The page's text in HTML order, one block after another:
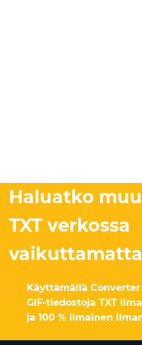
Haluatko
TXT verkossa
Käyttämällä
GIF-tiedostoja TXT
ja 100 % ilmainen